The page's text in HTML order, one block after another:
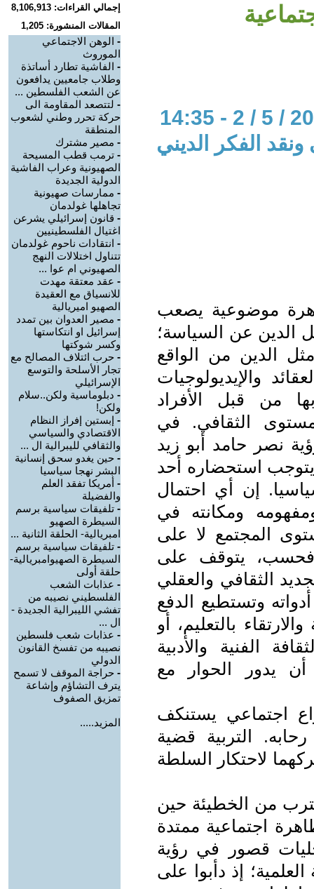
الفكر الديني
موضوعية يصعب
الدين عن السياسة؛
الدين من الواقع
والإيديولوجيات
من قبل الأفراد
الثقافي. في
نصر حامد أبو زيد
استحضاره أحد
إن أي احتمال
ومكانته في
المجتمع لا على
فحسب، يتوقف على
الثقافي والعقلي
وتستطيع الدفع
بالتعليم، أو
الفنية والأدبية
أن يدور الحوار مع
اجتماعي يستنكف
التربية قضية
لاحتكار السلطة
من الخطيئة حين
اجتماعية ممتدة
قصور في رؤية
إذ دأبوا على
إجمالي القراءات: 8,106,913
المقالات المنشورة: 1,205
- الوهن الاجتماعي
الموروث
- الفاشية تطارد أساتذة
وطلاب جامعيين يدافعون
عن الشعب الفلسطين ...
- لتتصعد المقاومة الى
حركة تحرر وطني لشعوب
المنطقة
- مصير مشترك
- ترمب قطب المسيحة
الصهيونية وعراب الفاشية
الدولية الجديدة
- ممارسات صهيونية
تجاهلها غولدمان
- قانون إسرائيلي يشرعن
اغتيال الفلسطينيين
- انتقادات ناحوم غولدمان
تتناول اختلالات النهج
الصهيوني ام عوا ...
- عقد معتقة مهدت
للانسياق مع العقيدة
الصهيو اميريالية
- مصير العدوان بين تمدد
إسرائيل او انتكاستها
وكسر شوكتها
- حرب ائتلاف المصالح مع
تجار الأسلحة والتوسع
الإسرائيلي
- دبلوماسية ولكن..سلام
ولكن!
- إبستين إفراز النظام
الاقتصادي والسياسي
والثقافي لليبرالية ال ...
- حين يغدو سحق إنسانية
البشر نهجا سياسيا
- أمريكا تفقد العلم
والفضيلة
- تلفيقات سياسية برسم
السيطرة الصهيو
امبريالية- الحلقة الثانية ...
- تلفيقات سياسية برسم
السيطرة الصهيوامبريالية-
حلقة أولى
- عذابات الشعب
الفلسطيني نصيبه من
تفشي الليبرالية الجديدة -
ال ...
- عذابات شعب فلسطين
نصيبه من تفسخ القانون
الدولي
- حراجة الموقف لا تسمح
يترف التشاؤم وإشاعة
تمزيق الصفوف
المزيد.....